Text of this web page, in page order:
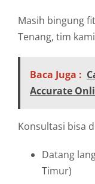
Masih bingung
Tenang, tim
Baca Juga :
Accurate
Konsultasi bisa
Datang
Timur)